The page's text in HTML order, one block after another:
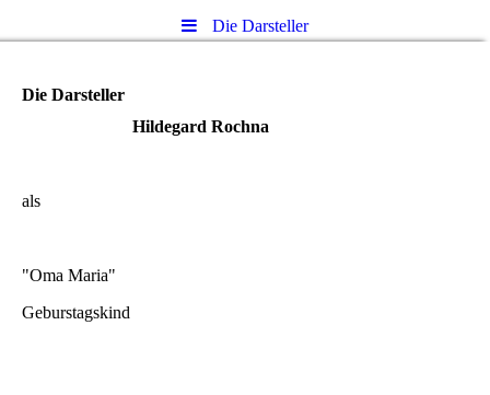
Die Darsteller
Die Darsteller
Hildegard Rochna
als
"Oma Maria"
Geburstagskind